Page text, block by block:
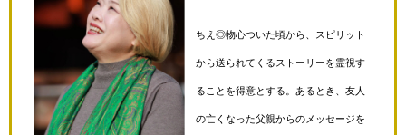
ちえ◎物心ついた頃から、スピリット
から送られてくるストーリーを霊視す
ることを得意とする。あるとき、友人
の亡くなった父親からのメッセージを